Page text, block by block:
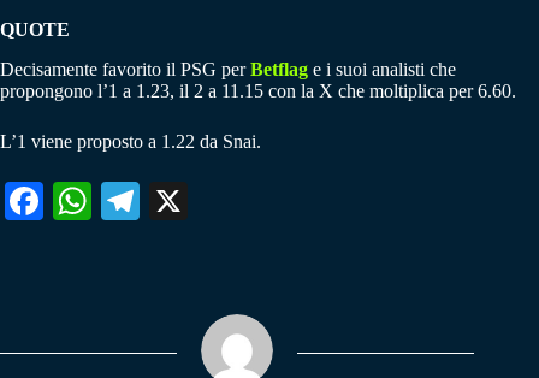
QUOTE
Decisamente favorito il PSG perBetflag e i suoi analisti che
propongono l’1 a 1.23, il 2 a 11.15 con la X che moltiplica per 6.60.
L’1 viene proposto a 1.22 da Snai.
Fa W
pp
Te
m